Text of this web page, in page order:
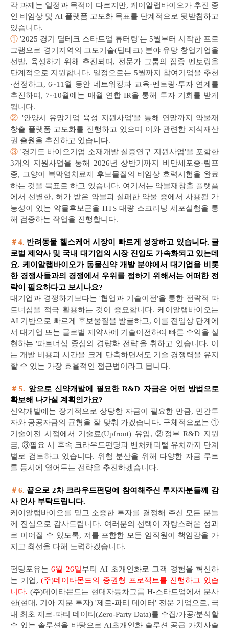
각 과제는 일정과 목적이 다르지만, 케이알랩바이오가 추진 중
인 비임상 및 AI 플랫폼 고도화 목표를 단계적으로 뒷받침하고
있습니다.
① '2025 경기 딥테크 스타트업 튜터링'는 5월부터 시작한 프로
그램으로 경기지역의 고도기술(딥테크) 분야 유망 창업기업을
선발, 육성하기 위해 추진되며, 전문가 그룹의 집중 멘토링을
단계적으로 지원합니다. 일정으로는 5월까지 참여기업을 추천
·선정하고, 6~11월 동안 네트워킹과 교육·멘토링·투자 연계를
추진하며, 7~10월에는 매월 연합 IR을 통해 투자 기회를 받게
됩니다.
② '안양시 유망기업 육성 지원사업'을 통해 연말까지 약물재
창출 플랫폼 고도화를 진행하고 있으며 이와 관련한 지식재산
권 출원을 추진하고 있습니다.
③ '경기도 바이오기업 소재개발 실증연구 지원사업'을 포함한
3개의 지원사업을 통해 2026년 상반기까지 비만세포종·림프
종, 고양이 복막염치료제 후보물질의 비임상 효력시험을 완료
하는 것을 목표로 하고 있습니다. 여기서는 약물재창출 플랫폼
에서 선별한, 허가 받은 약물과 실패한 약물 중에서 사용될 가
능성이 있는 약물후보군을 HTS 대량 스크리닝 세포실험을 통
해 검증하는 작업을 진행합니다.
＃4. 반려동물 헬스케어 시장이 빠르게 성장하고 있습니다. 글
로벌 제약사 및 국내 대기업의 시장 진입도 가속화되고 있는데
요. 케이알랩바이오가 동물신약 개발 분야에서 대기업을 비롯
한 경쟁사들과의 경쟁에서 우위를 점하기 위해서는 어떠한 전
략이 필요하다고 보시나요?
대기업과 경쟁하기보다는 '협업과 기술이전'을 통한 전략적 파
트너십을 적극 활용하는 것이 중요합니다. 케이알랩바이오는
AI 기반으로 빠르게 후보물질을 발굴하고, 이를 전임상 단계에
서 대기업 또는 글로벌 제약사에 기술이전하여 빠른 수익을 실
현하는 '파트너십 중심의 경량화 전략'을 취하고 있습니다. 이
는 개발 비용과 시간을 크게 단축하면서도 기술 경쟁력을 유지
할 수 있는 가장 효율적인 접근법이라고 봅니다.
＃5. 앞으로 신약개발에 필요한 R&D 자금은 어떤 방법으로
확보해 나가실 계획인가요?
신약개발에는 장기적으로 상당한 자금이 필요한 만큼, 민간투
자와 공공자금의 균형을 잘 맞춰 가겠습니다. 구체적으로는 ①
기술이전 시점에서 기술료(Upfront) 유입, ②정부 R&D 지원
금, ③필요 시 후속 크라우드펀딩과 벤처캐피털 유치까지 단계
별로 검토하고 있습니다. 위험 분산을 위해 다양한 자금 루트
를 동시에 열어두는 전략을 추진하겠습니다.
＃6. 끝으로 2차 크라우드펀딩에 참여해주신 투자자분들께 감
사 인사 부탁드립니다.
케이알랩바이오를 믿고 소중한 투자를 결정해 주신 모든 분들
께 진심으로 감사드립니다. 여러분의 선택이 자랑스러운 성과
로 이어질 수 있도록, 저를 포함한 모든 임직원이 책임감을 가
지고 최선을 다해 노력하겠습니다.
펀딩포유는6월 26일부터 AI 초개인화로 고객 경험을 혁신하
는 기업,(주)데이타몬드의 증권형 프로젝트를 진행하고 있습
니다. (주)데이타몬드는 현대자동차그룹 H-스타트업에서 분사
한(현대, 기아 지분 투자) '제로-파티 데이터' 전문 기업으로, 국
내 최초 제로-파티 데이터(Zero-Party Data)를 수집/가공/분석할
수 있는 솔루션을 바탕으로 AI초개인화 솔루션 공급 가치사슬